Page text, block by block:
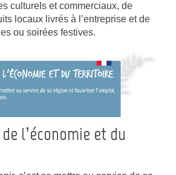
culturels et commerciaux, de
locaux livrés à l’entreprise et de
ou soirées festives.
l’économie et du